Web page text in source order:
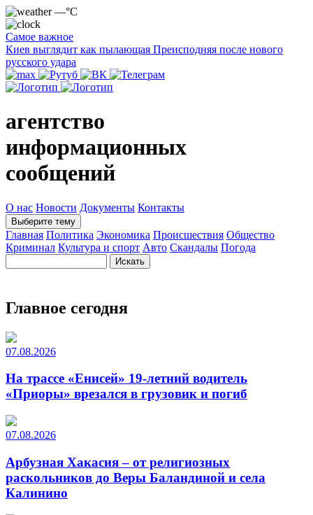
—°C
Самое важное
Киев выглядит как пылающая Преисподняя после нового
русского удара
агентство
информационных
сообщений
О нас Новости Документы Контакты
Выберите тему
Главная Политика Экономика Происшествия Общество
Криминал Культура и спорт Авто Скандалы Погода
Главное сегодня
07.08.2026
На трассе «Енисей» 19-летний водитель
«Приоры» врезался в грузовик и погиб
07.08.2026
Арбузная Хакасия – от религиозных
раскольников до Веры Баландиной и села
Калинино